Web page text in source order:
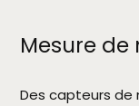
Mesure
Des capteurs de